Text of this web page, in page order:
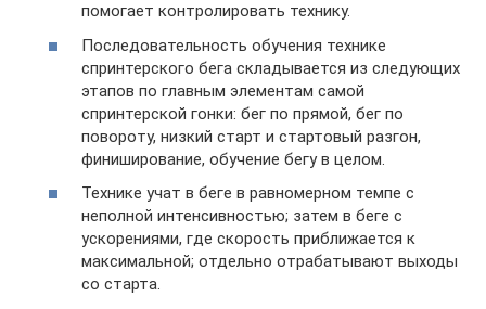
помогает контролировать технику.
Последовательность обучения технике
спринтерского бега складывается из следующих
этапов по главным элементам самой
спринтерской гонки: бег по прямой, бег по
повороту, низкий старт и стартовый разгон,
финиширование, обучение бегу в целом.
Технике учат в беге в равномерном темпе с
неполной интенсивностью; затем в беге с
ускорениями, где скорость приближается к
максимальной; отдельно отрабатывают выходы
со старта.